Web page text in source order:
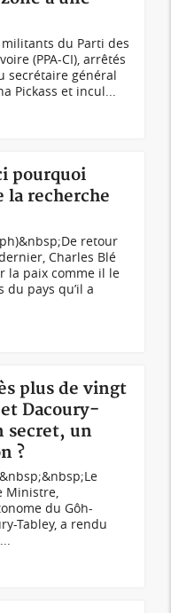
du Parti des
(PPA-CI), arrêtés
secrétaire général
Pickass et incul...
pourquoi
la recherche
retour
Charles Blé
la paix comme il le
pays qu’il a
plus de vingt
Dacoury-
secret, un
?
Le
Ministre,
du Gôh-
Tabley, a rendu